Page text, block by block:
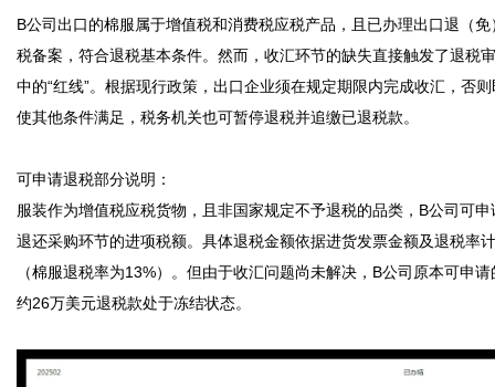
B公司出口的棉服属于增值税和消费税应税产品，且已办理出口退（免
税备案，符合退税基本条件。然而，收汇环节的缺失直接触发了退税
中的“红线”。根据现行政策，出口企业须在规定期限内完成收汇，否则
使其他条件满足，税务机关也可暂停退税并追缴已退税款。
可申请退税部分说明：
服装作为增值税应税货物，且非国家规定不予退税的品类，B公司可申
退还采购环节的进项税额。具体退税金额依据进货发票金额及退税率
（棉服退税率为13%）。但由于收汇问题尚未解决，B公司原本可申请
约26万美元退税款处于冻结状态。